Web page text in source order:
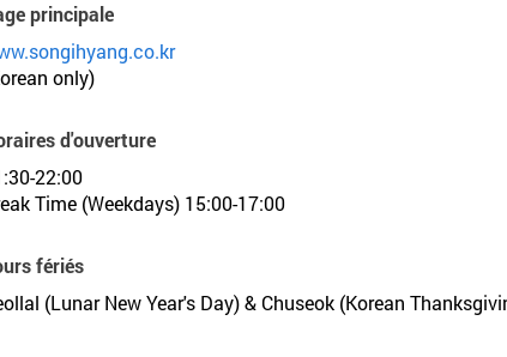
principale
only)
d'ouverture
22:00
Time (Weekdays) 15:00-17:00
fériés
(Lunar New Year's Day) & Chuseok (Korean